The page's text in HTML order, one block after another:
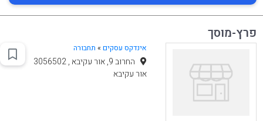
פרץ-מוסך
אינדקס עסקים » תחבורה
החרוב 9, אור עקיבא , 3056502
אור עקיבא